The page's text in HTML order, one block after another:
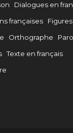
Dialogues en
françaises
Orthographe
Texte en français